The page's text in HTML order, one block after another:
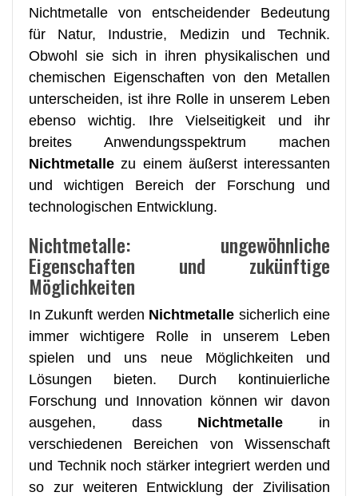
Nichtmetalle von entscheidender Bedeutung
für Natur, Industrie, Medizin und Technik.
Obwohl sie sich in ihren physikalischen und
chemischen Eigenschaften von den Metallen
unterscheiden, ist ihre Rolle in unserem Leben
ebenso wichtig. Ihre Vielseitigkeit und ihr
breites Anwendungsspektrum machen
Nichtmetalle zu einem äußerst interessanten
und wichtigen Bereich der Forschung und
technologischen Entwicklung.
Nichtmetalle: ungewöhnliche
Eigenschaften und zukünftige
Möglichkeiten
In Zukunft werden Nichtmetalle sicherlich eine
immer wichtigere Rolle in unserem Leben
spielen und uns neue Möglichkeiten und
Lösungen bieten. Durch kontinuierliche
Forschung und Innovation können wir davon
ausgehen, dass Nichtmetalle in
verschiedenen Bereichen von Wissenschaft
und Technik noch stärker integriert werden und
so zur weiteren Entwicklung der Zivilisation